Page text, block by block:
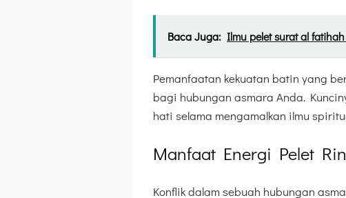
Baca Juga: Ilmu pelet surat al
Pemanfaatan kekuatan batin yang
bagi hubungan asmara Anda.
hati selama mengamalkan ilmu
Manfaat Energi Pelet
Konflik dalam sebuah hubungan